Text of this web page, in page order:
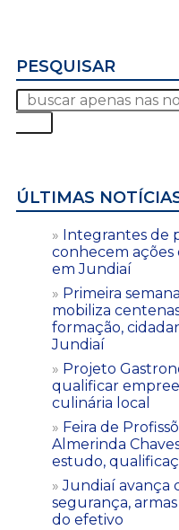
PESQUISAR
ÚLTIMAS
Integrantes de
conhecem
em Jundiaí
Primeira
mobiliza
formação,
Jundiaí
Projeto
qualificar
culinária local
Feira de
Almerinda
estudo,
Jundiaí avança
segurança,
do efetivo